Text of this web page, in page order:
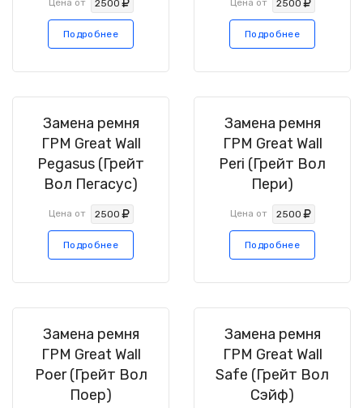
Цена от 2500
Подробнее
Цена от 2500
Подробнее
Замена ремня
ГРМ Great Wall
Pegasus (Грейт
Вол Пегасус)
Цена от 2500
Подробнее
Замена ремня
ГРМ Great Wall
Peri (Грейт Вол
Пери)
Цена от 2500
Подробнее
Замена ремня
ГРМ Great Wall
Poer (Грейт Вол
Поер)
Замена ремня
ГРМ Great Wall
Safe (Грейт Вол
Сэйф)